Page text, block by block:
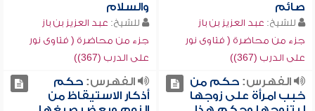
صائم
للشيخ: عبد العزيز بن باز
جزء من محاضرة ( فتاوى نور
على الدرب (367))
والسلام
للشيخ: عبد العزيز بن باز
جزء من محاضرة ( فتاوى نور
على الدرب (367))
الفهرس:حكم من
خبب امرأة على زوجها
الفهرس:حكم
أذكار الاستيقاظ من